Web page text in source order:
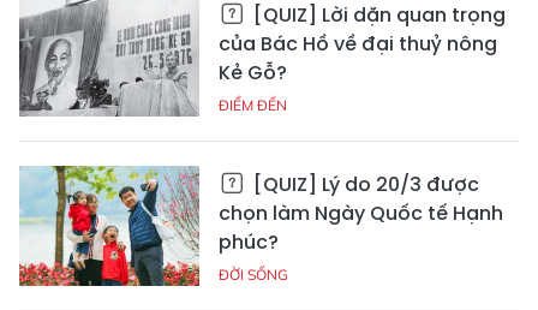
[QUIZ] Lời dặn quan trọng
của Bác Hồ về đại thuỷ nông
Kẻ Gỗ?
ĐIỂM ĐẾN
[QUIZ] Lý do 20/3 được
chọn làm Ngày Quốc tế Hạnh
phúc?
ĐỜI SỐNG